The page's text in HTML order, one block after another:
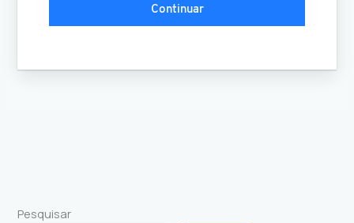
Continuar
Pesquisar